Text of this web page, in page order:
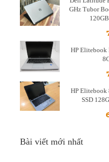
GHz Tubor
HP Elitebook
HP Elitebook
SSD
Bài viết mới nhất